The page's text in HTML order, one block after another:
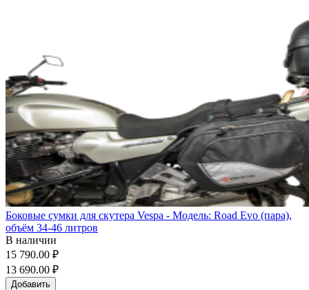
Боковые сумки для скутера Vespa - Модель: Road Evo (пара),
объём 34-46 литров
В наличии
15 790.00 ₽
13 690.00 ₽
Добавить